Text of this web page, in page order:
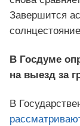
Завершится
В Госдуме
на выезд за
В